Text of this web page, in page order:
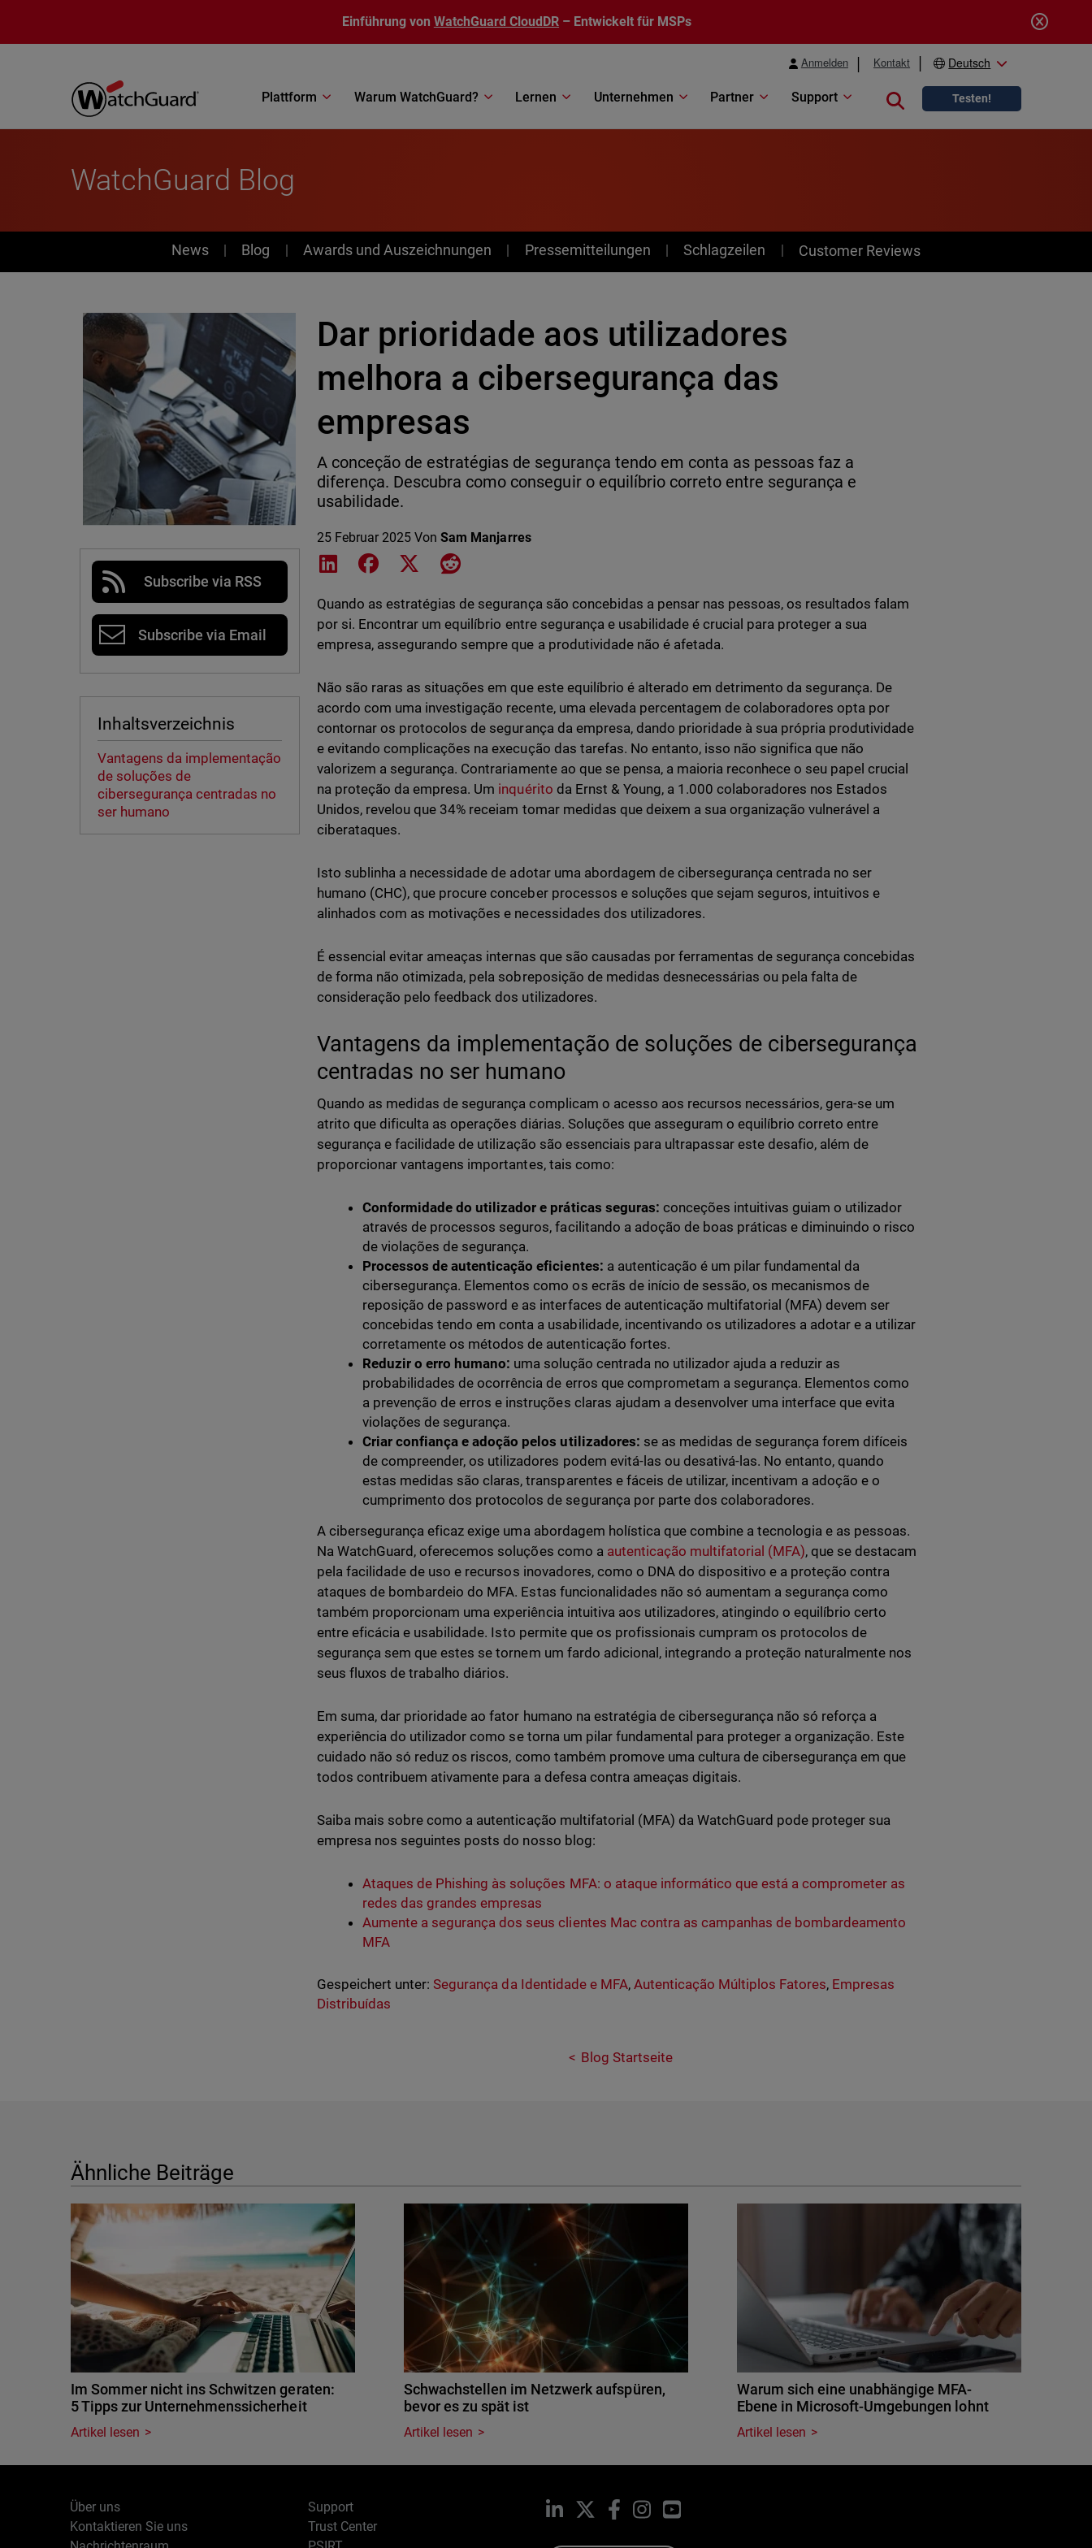
Einführung von WatchGuard CloudDR – Entwickelt für MSPs
Anmelden Kontakt Deutsch
Plattform Warum WatchGuard? Lernen Unternehmen Partner Support Close search
Testen!
WatchGuard Blog
News
News Blog Awards und Auszeichnungen Pressemitteilungen Schlagzeilen Customer Reviews
Subscribe via RSS
Subscribe via Email
Inhaltsverzeichnis
Vantagens da implementação
de soluções de
cibersegurança centradas no
ser humano
Dar prioridade aos utilizadores
melhora a cibersegurança das
empresas
A conceção de estratégias de segurança tendo em conta as pessoas faz a
diferença. Descubra como conseguir o equilíbrio correto entre segurança e
usabilidade.
25 Februar 2025 VonSam Manjarres
Share on LinkedIn
Share on Facebook
Share on XShare on Reddit
Quando as estratégias de segurança são concebidas a pensar nas pessoas, os resultados falam
por si. Encontrar um equilíbrio entre segurança e usabilidade é crucial para proteger a sua
empresa, assegurando sempre que a produtividade não é afetada.
Não são raras as situações em que este equilíbrio é alterado em detrimento da segurança. De
acordo com uma investigação recente, uma elevada percentagem de colaboradores opta por
contornar os protocolos de segurança da empresa, dando prioridade à sua própria produtividade
e evitando complicações na execução das tarefas. No entanto, isso não significa que não
valorizem a segurança. Contrariamente ao que se pensa, a maioria reconhece o seu papel crucial
na proteção da empresa. Um inquérito da Ernst & Young, a 1.000 colaboradores nos Estados
Unidos, revelou que 34% receiam tomar medidas que deixem a sua organização vulnerável a
ciberataques.
Isto sublinha a necessidade de adotar uma abordagem de cibersegurança centrada no ser
humano (CHC), que procure conceber processos e soluções que sejam seguros, intuitivos e
alinhados com as motivações e necessidades dos utilizadores.
É essencial evitar ameaças internas que são causadas por ferramentas de segurança concebidas
de forma não otimizada, pela sobreposição de medidas desnecessárias ou pela falta de
consideração pelo feedback dos utilizadores.
Vantagens da implementação de soluções de cibersegurança
centradas no ser humano
Quando as medidas de segurança complicam o acesso aos recursos necessários, gera-se um
atrito que dificulta as operações diárias. Soluções que asseguram o equilíbrio correto entre
segurança e facilidade de utilização são essenciais para ultrapassar este desafio, além de
proporcionar vantagens importantes, tais como:
Conformidade do utilizador e práticas seguras: conceções intuitivas guiam o utilizador
através de processos seguros, facilitando a adoção de boas práticas e diminuindo o risco
de violações de segurança.
Processos de autenticação eficientes: a autenticação é um pilar fundamental da
cibersegurança. Elementos como os ecrãs de início de sessão, os mecanismos de
reposição de password e as interfaces de autenticação multifatorial (MFA) devem ser
concebidas tendo em conta a usabilidade, incentivando os utilizadores a adotar e a utilizar
corretamente os métodos de autenticação fortes.
Reduzir o erro humano: uma solução centrada no utilizador ajuda a reduzir as
probabilidades de ocorrência de erros que comprometam a segurança. Elementos como
a prevenção de erros e instruções claras ajudam a desenvolver uma interface que evita
violações de segurança.
Criar confiança e adoção pelos utilizadores: se as medidas de segurança forem difíceis
de compreender, os utilizadores podem evitá-las ou desativá-las. No entanto, quando
estas medidas são claras, transparentes e fáceis de utilizar, incentivam a adoção e o
cumprimento dos protocolos de segurança por parte dos colaboradores.
A cibersegurança eficaz exige uma abordagem holística que combine a tecnologia e as pessoas.
Na WatchGuard, oferecemos soluções como a autenticação multifatorial (MFA), que se destacam
pela facilidade de uso e recursos inovadores, como o DNA do dispositivo e a proteção contra
ataques de bombardeio do MFA. Estas funcionalidades não só aumentam a segurança como
também proporcionam uma experiência intuitiva aos utilizadores, atingindo o equilíbrio certo
entre eficácia e usabilidade. Isto permite que os profissionais cumpram os protocolos de
segurança sem que estes se tornem um fardo adicional, integrando a proteção naturalmente nos
seus fluxos de trabalho diários.
Em suma, dar prioridade ao fator humano na estratégia de cibersegurança não só reforça a
experiência do utilizador como se torna um pilar fundamental para proteger a organização. Este
cuidado não só reduz os riscos, como também promove uma cultura de cibersegurança em que
todos contribuem ativamente para a defesa contra ameaças digitais.
Saiba mais sobre como a autenticação multifatorial (MFA) da WatchGuard pode proteger sua
empresa nos seguintes posts do nosso blog:
Ataques de Phishing às soluções MFA: o ataque informático que está a comprometer as
redes das grandes empresas
Aumente a segurança dos seus clientes Mac contra as campanhas de bombardeamento
MFA
Gespeichert unter: Segurança da Identidade e MFA, Autenticação Múltiplos Fatores, Empresas
Distribuídas
Blog Startseite
Ähnliche Beiträge
Im Sommer nicht ins Schwitzen geraten:
5 Tipps zur Unternehmenssicherheit
Artikel lesen
Schwachstellen im Netzwerk aufspüren,
bevor es zu spät ist
Artikel lesen
Warum sich eine unabhängige MFA-
Ebene in Microsoft-Umgebungen lohnt
Artikel lesen
Über uns
Kontaktieren Sie uns
Support
Trust Center
LinkedIn Facebook
InstagramYouTube